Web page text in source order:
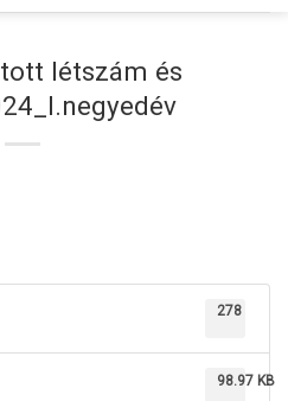
létszám és
278
98.97 KB